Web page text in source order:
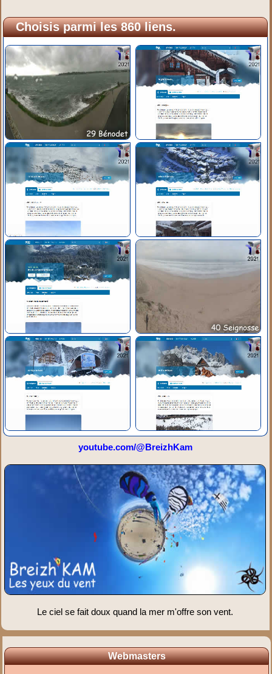
Choisis parmi les 860 liens.
youtube.com/@BreizhKam
Le ciel se fait doux quand la mer m'offre son vent.
Webmasters